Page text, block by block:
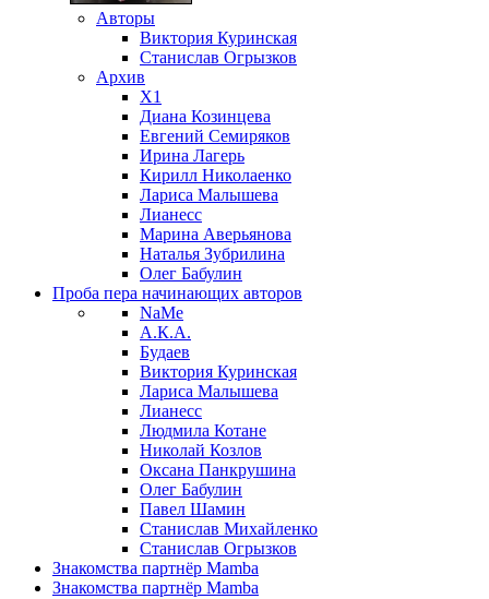
Авторы
Виктория Куринская
Станислав Огрызков
Архив
X1
Диана Козинцева
Евгений Семиряков
Ирина Лагерь
Кирилл Николаенко
Лариса Малышева
Лианесс
Марина Аверьянова
Наталья Зубрилина
Олег Бабулин
Проба пера начинающих авторов
NaMe
А.К.А.
Будаев
Виктория Куринская
Лариса Малышева
Лианесс
Людмила Котане
Николай Козлов
Оксана Панкрушина
Олег Бабулин
Павел Шамин
Станислав Михайленко
Станислав Огрызков
Знакомства партнёр Mamba
Знакомства партнёр Mamba